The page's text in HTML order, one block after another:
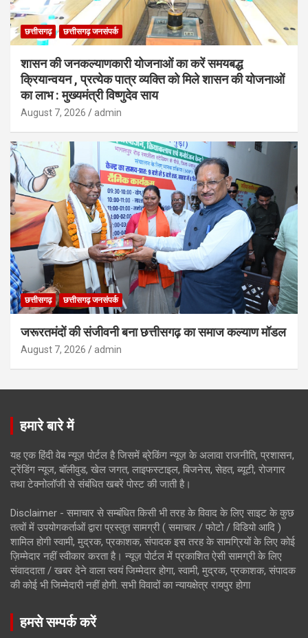
छत्तीसगढ़ छत्तीसगढ़ जनसंपर्क
शासन की जनकल्याणकारी योजनाओं का करें समयबद्ध
क्रियान्वयन , प्रत्येक पात्र व्यक्ति को मिले शासन की योजनाओं
का लाभ : मुख्यमंत्री विष्णुदेव साय
August 7, 2026 admin
छत्तीसगढ़ छत्तीसगढ़ जनसंपर्क
जरूरतमंदों की संजीवनी बना छत्तीसगढ़ का समाज कल्याण मॉडल
August 7, 2026 admin
हमारे बारे में
यह एक हिंदी वेब न्यूज़ पोर्टल है जिसमें ब्रेकिंग न्यूज़ के अलावा राजनीति, प्रशासन,
ट्रेंडिंग न्यूज, बॉलीवुड, खेल जगत, लाइफस्टाइल, बिजनेस, सेहत, ब्यूटी, रोजगार
तथा टेक्नोलॉजी से संबंधित खबरें पोस्ट की जाती है।
Disclaimer - समाचार से सम्बंधित किसी भी तरह के विवाद के लिए साइट के कुछ
तत्वों में उपयोगकर्ताओं द्वारा प्रस्तुत सामग्री ( समाचार / फोटो / विडियो आदि )
शामिल होगी स्वामी, मुद्रक, प्रकाशक, संपादक इस तरह के सामग्रियों के लिए कोई
ज़िम्मेदार नहीं स्वीकार करता है। न्यूज़ पोर्टल में प्रकाशित ऐसी सामग्री के लिए
संवाददाता / खबर देने वाला स्वयं जिम्मेदार होगा, स्वामी, मुद्रक, प्रकाशक, संपादक
की कोई भी जिम्मेदारी नहीं होगी. सभी विवादों का न्यायक्षेत्र रायपुर होगा
हमसे सम्पर्क करें